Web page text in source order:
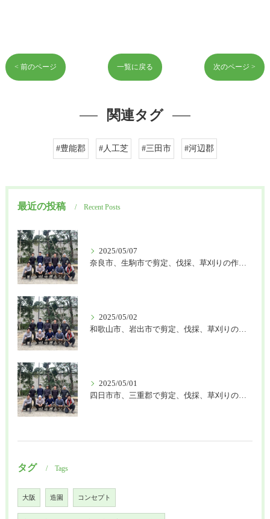
< 前のページ 一覧に戻る 次のページ >
関連タグ
#豊能郡 #人工芝 #三田市 #河辺郡
最近の投稿 Recent Posts
2025/05/07
奈良市、生駒市で剪定、伐採、草刈りの作業を頼むなら はなまる造園
2025/05/02
和歌山市、岩出市で剪定、伐採、草刈りの作業を頼むなら はなまる造園
2025/05/01
四日市市、三重郡で剪定、伐採、草刈りの作業を頼むなら はなまる造園
タグ Tags
大阪 造園 コンセプト